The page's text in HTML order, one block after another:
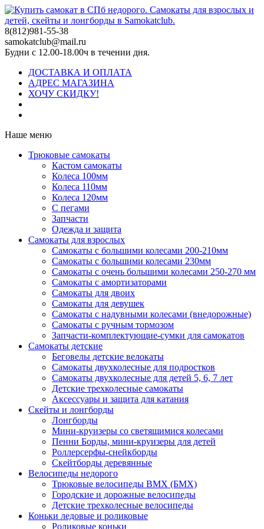
8(812)981-55-38
samokatclub@mail.ru
Будни с 12.00-18.00ч в течении дня.
ДОСТАВКА И ОПЛАТА
АДРЕС МАГАЗИНА
ХОЧУ СКИДКУ!
Наше меню
Трюковые самокаты
Кастом самокаты
Колеса 100мм
Колеса 110мм
Колеса 120мм
С пегами
Запчасти
Одежда и защита
Самокаты для взрослых
Самокаты с большими колесами 200-210мм
Самокаты с большими колесами 230мм
Самокаты с очень большими колесами 250-270 мм
Самокаты с амортизаторами
Самокаты для двоих
Самокаты для девушек
Самокаты с надувными колесами (внедорожные)
Самокаты с ручным тормозом
Запчасти-комплектующие-сумки для самокатов
Самокаты детские
Беговелы детские велокаты
Самокаты двухколесные для подростков
Самокаты двухколесные для детей 5, 6, 7 лет
Детские трехколесные самокаты
Аксессуары и защита для катания
Cкейты и лонгборды
Лонгборды
Мини-круизеры со светящимися колесами
Пенни Борды, мини-круизеры для детей
Роллерсерфы-снейкборды
Скейтборды деревянные
Велосипеды недорого
Трюковые велосипеды BMX (БМХ)
Городские и дорожные велосипеды
Детские трехколесные велосипеды
Коньки ледовые и роликовые
Роликовые коньки